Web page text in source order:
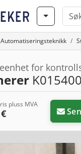
Automatiseringsteknikk
for
pluss MVA